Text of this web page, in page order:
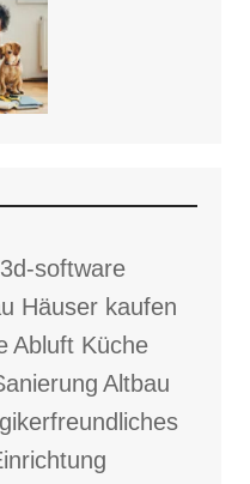
3d-software
Häuser kaufen
Abluft Küche
Altbau